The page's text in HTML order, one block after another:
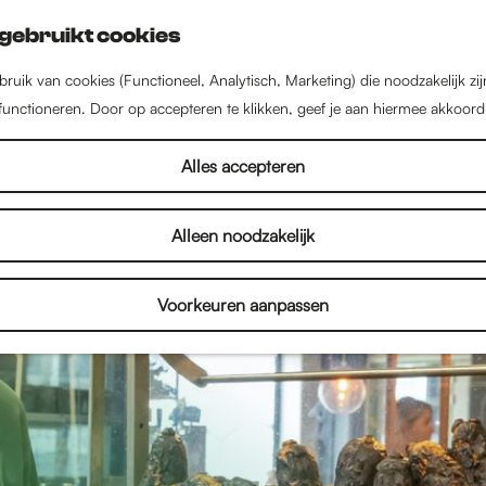
cookies
van cookies (Functioneel, Analytisch, Marketing) die noodzakelijk
Door op accepteren te klikken, geef je aan hiermee
Alles accepteren
Alleen noodzakelijk
Voorkeuren aanpassen